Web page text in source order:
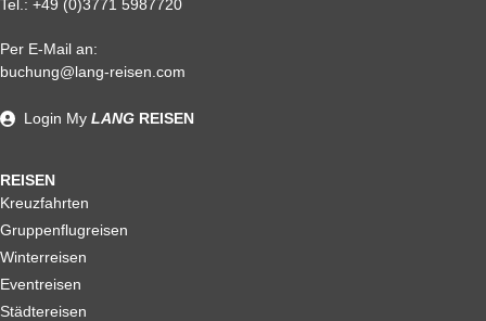
Alle weiteren Stronierungsbedingungen entnehmen Sie bitte
unseren AGB. Wir empfehlen Ihnen den Abschluss einer
Reiserücktrittskostenversicherung
Tel.: +49 (0)3771 5987720
Per E-Mail an:
buchung@lang-reisen.com
REISEN
Kreuzfahrten
Gruppenflugreisen
Winterreisen
Eventreisen
Städtereisen
Login My LANG REISEN